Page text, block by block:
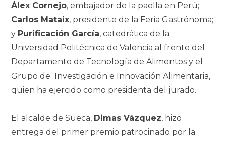
Álex Cornejo, embajador de la paellaen Perú;
Carlos Mataix, presidente de la Feria Gastrónoma;
y Purificación García,catedrática de la
Universidad Politécnica de Valencia al frente del
Departamento de Tecnología de Alimentos y el
Grupo de Investigación e Innovación Alimentaria,
quien haejercido como presidenta del jurado.
El alcalde de Sueca, Dimas Vázquez, hizo
entrega del primer premio patrocinado por la